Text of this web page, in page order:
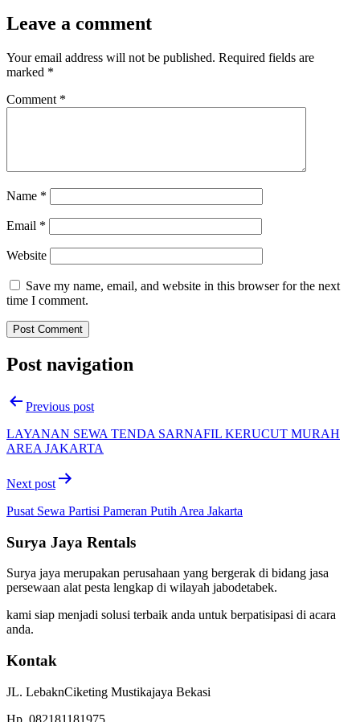
Leave a comment
Your email address will not be published. Required fields are
marked *
Comment *
Name *
Email *
Website
Save my name, email, and website in this browser for the next
time I comment.
Post navigation
Previous post
LAYANAN SEWA TENDA SARNAFIL KERUCUT MURAH
AREA JAKARTA
Next post
Pusat Sewa Partisi Pameran Putih Area Jakarta
Surya Jaya Rentals
Surya jaya merupakan perusahaan yang bergerak di bidang jasa
persewaan alat pesta lengkap di wilayah jabodetabek.
kami siap menjadi solusi terbaik anda untuk berpatisipasi di acara
anda.
Kontak
JL. LebaknCiketing Mustikajaya Bekasi
Hp. 082181181975